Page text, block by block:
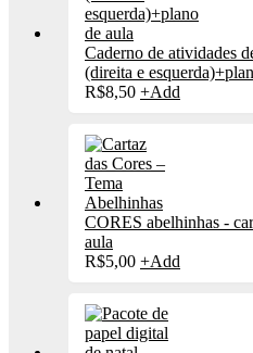
Caderno de atividades
(direita e
R$8,50 +Add
CORES abelhinhas -
aula
R$5,00 +Add